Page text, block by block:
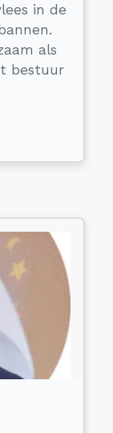
in de
als
bestuur